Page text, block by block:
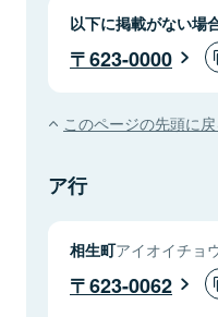
以下に掲載がない場
623-0000
このページの先頭に戻
ア行
相生町アイオイチョ
623-0062